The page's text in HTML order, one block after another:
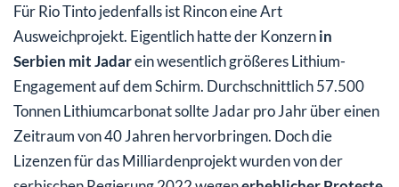
Für Rio Tinto jedenfalls ist Rincon eine Art
Ausweichprojekt. Eigentlich hatte der Konzernin
Serbien mit Jadarein wesentlich größeres Lithium-
Engagement auf dem Schirm. Durchschnittlich 57.500
Tonnen Lithiumcarbonat sollte Jadar pro Jahr über einen
Zeitraum von 40 Jahren hervorbringen. Doch die
Lizenzen für das Milliardenprojekt wurden von der